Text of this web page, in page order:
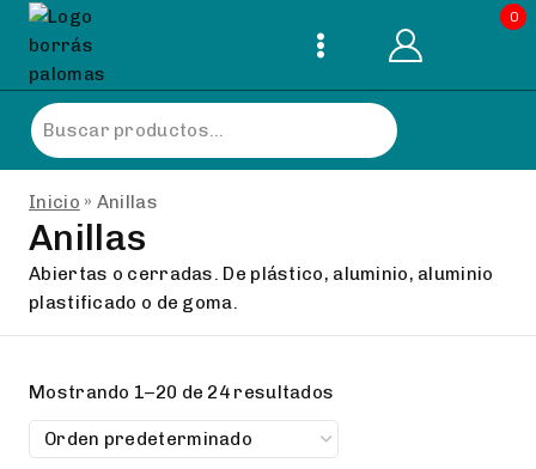
Skip
content
0
Buscar
por:
Inicio » Anillas
Anillas
Abiertas o cerradas. De plástico, aluminio, aluminio
plastificado o de goma.
Mostrando 1–20 de 24 resultados